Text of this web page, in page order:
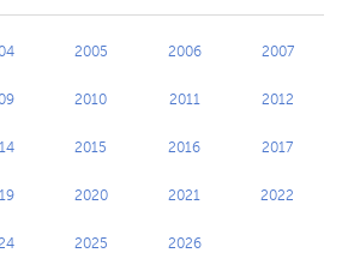
2005 2006 2007
2010 2011 2012
2015 2016 2017
2020 2021 2022
2025 2026